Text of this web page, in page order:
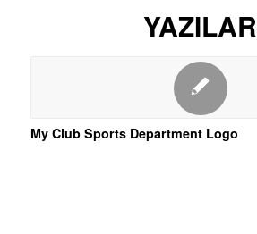
YAZILAR
My Club Sports Department Logo